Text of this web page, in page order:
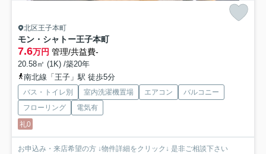
北区王子本町
モン・シャトー王子本町
7.6万円 管理/共益費-
20.58㎡ (1K) /築20年
南北線「王子」駅 徒歩5分
バス・トイレ別 室内洗濯機置場 エアコン
バルコニー
フローリング
電気有
礼0
お申込み・来店希望の方 ↓物件詳細をクリック↓ 是非ご相談下さい